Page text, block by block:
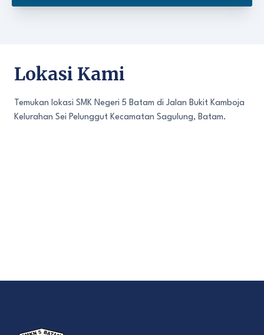
Lokasi Kami
Temukan lokasi SMK Negeri 5 Batam di Jalan Bukit Kamboja
Kelurahan Sei Pelunggut Kecamatan Sagulung, Batam.